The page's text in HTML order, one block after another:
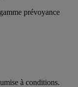
prévoyance
à conditions.